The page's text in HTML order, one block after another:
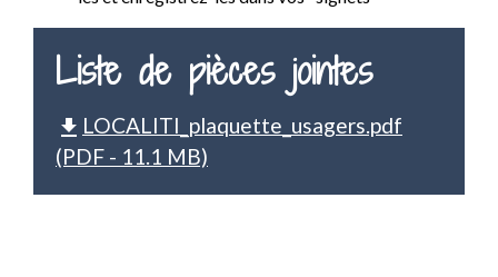
Liste de pièces jointes
file_download LOCALITI_plaquette_usagers.pdf
(PDF - 11.1 MB)